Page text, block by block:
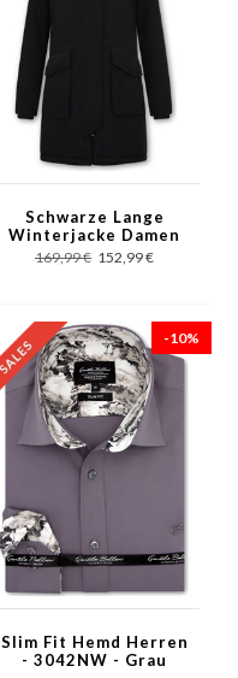
Schwarze Lange
Winterjacke Damen
mit Kapuzen
169,99 € 152,99 €
-10%
Slim Fit Hemd Herren
- 3042NW - Grau